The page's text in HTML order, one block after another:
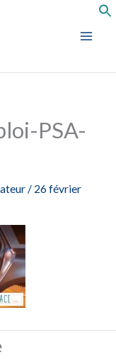
PSA-
/ 26 février